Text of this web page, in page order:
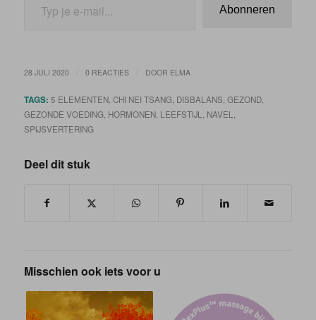
Abonneren
28 JULI 2020 0 REACTIES DOOR ELMA
TAGS: 5 ELEMENTEN, CHI NEI TSANG DISBALANS GEZOND,
GEZONDE VOEDING HORMONEN, LEEFSTIJL NAVEL
SPIJSVERTERING
Deel dit stuk
Misschien ook iets voor u